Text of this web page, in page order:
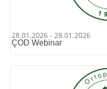
28.01.2026 - 28.01.2026
ÇOD Webinar